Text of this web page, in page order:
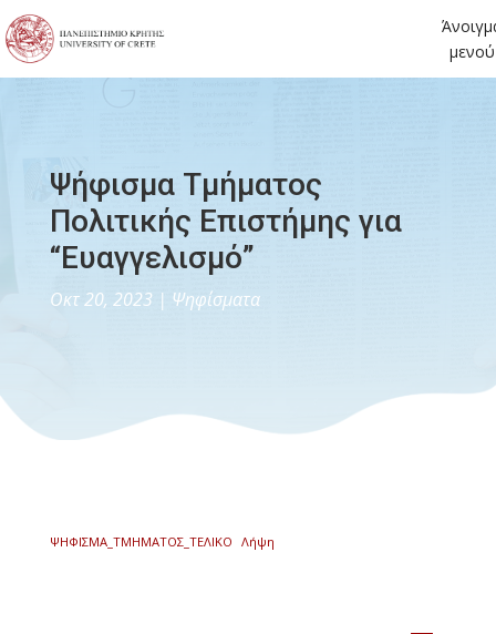
μενού
Ψήφισμα Τμήματος
Πολιτικής Επιστήμης για
“Ευαγγελισμό”
Οκτ 20, 2023 | Ψηφίσματα
ΨΗΦΙΣΜΑ_ΤΜΗΜΑΤΟΣ_ΤΕΛΙΚΟ Λήψη